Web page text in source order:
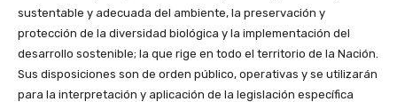
sustentable y adecuada del ambiente, la preservación y
protección de la diversidad biológica y la implementación del
desarrollo sostenible; la que rige en todo el territorio de la Nación.
Sus disposiciones son de orden público, operativas y se utilizarán
para la interpretación y aplicación de la legislación específica